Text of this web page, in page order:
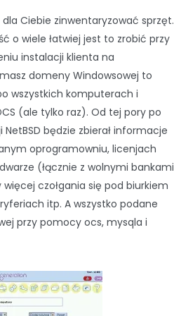
Ciebie zinwentaryzować sprzęt.
o wiele łatwiej jest to zrobić przy
instalacji klienta na
domeny Windowsowej to
wszystkich komputerach i
(ale tylko raz). Od tej pory po
będzie zbierał informacje
oprogramowniu, licenjach
(łącznie z wolnymi bankami
czołgania się pod biurkiem
itp. A wszystko podane
przy pomocy ocs, mysqla i